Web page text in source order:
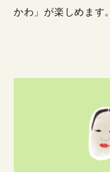
かわ」が楽しめます。